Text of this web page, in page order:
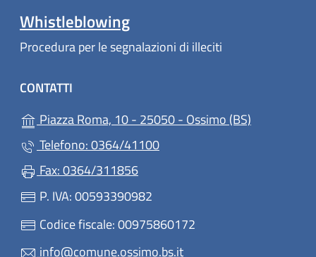
Whistleblowing
Procedura per le segnalazioni di illeciti
CONTATTI
Piazza Roma, 10 - 25050 - Ossimo (BS)
Telefono: 0364/41100
Fax: 0364/311856
P. IVA: 00593390982
Codice fiscale: 00975860172
info@comune.ossimo.bs.it